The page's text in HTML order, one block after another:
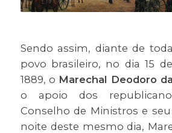
Sendo assim, diante de
povo brasileiro, no dia 15
1889, o Marechal Deodoro
o apoio dos
Conselho de Ministros e
noite deste mesmo dia,